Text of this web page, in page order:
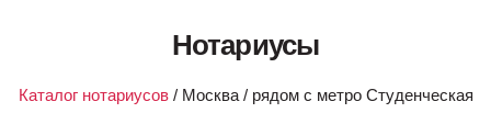
Нотариусы
Каталог нотариусов/ Москва / рядом с метро Студенческая